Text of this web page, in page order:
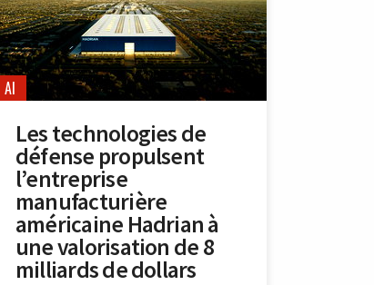
AI
Les technologies de
défense propulsent
l’entreprise
manufacturière
américaine Hadrian à
une valorisation de 8
milliards de dollars